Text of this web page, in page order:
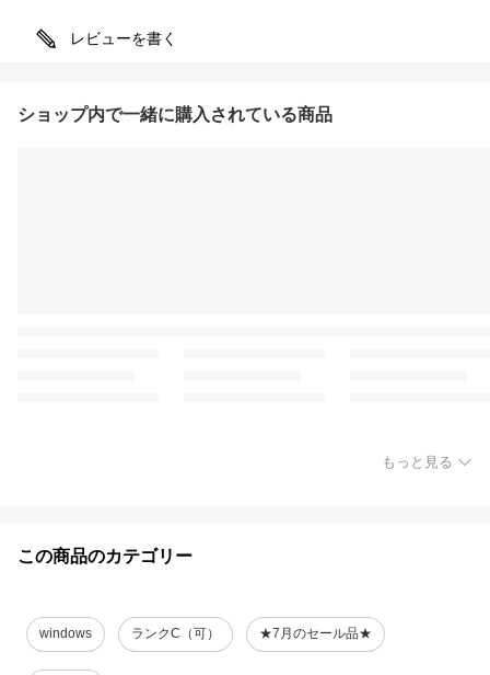
レビューを書く
ショップ内で一緒に購入されている商品
もっと見る
この商品のカテゴリー
windows ランクC（可） ★7月のセール品★